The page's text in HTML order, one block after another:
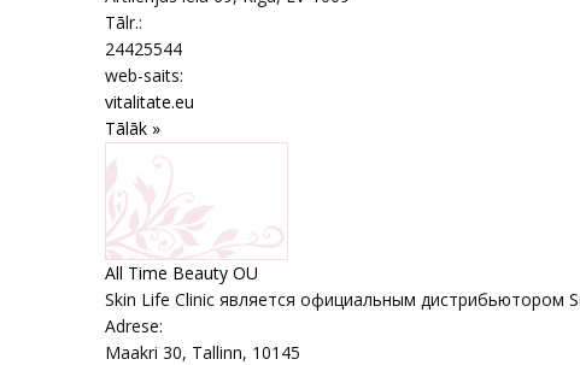
Tālr.:
24425544
web-saits:
vitalitate.eu
Tālāk »
All Time Beauty OU
Skin Life Clinic является официальным дистрибьютором
Adrese:
Maakri 30, Tallinn, 10145